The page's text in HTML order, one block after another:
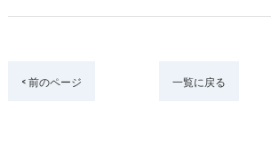
< 前のページ 一覧に戻る